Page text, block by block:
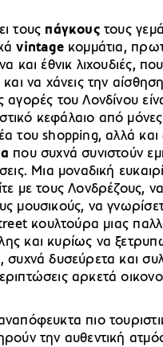
τους πάγκουςτους
vintage κομμάτια,
και έθνικ λιχουδιές,
και να χάνεις την
αγορές του Λονδίνου
κεφάλαιο από
του shopping, αλλά
που συχνά συνιστούν
Μια μοναδική
με τους Λονδρέζους,
μουσικούς, να
κουλτούρα μιας
και κυρίως να
συχνά δυσεύρετα και
αρκετά
πιο
την αυθεντική